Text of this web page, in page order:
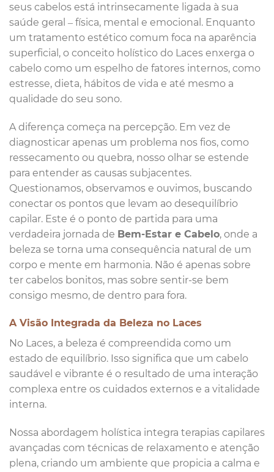
seus cabelos está intrinsecamente ligada à sua
saúde geral – física, mental e emocional. Enquanto
um tratamento estético comum foca na aparência
superficial, o conceito holístico do Laces enxerga o
cabelo como um espelho de fatores internos, como
estresse, dieta, hábitos de vida e até mesmo a
qualidade do seu sono.
A diferença começa na percepção. Em vez de
diagnosticar apenas um problema nos fios, como
ressecamento ou quebra, nosso olhar se estende
para entender as causas subjacentes.
Questionamos, observamos e ouvimos, buscando
conectar os pontos que levam ao desequilíbrio
capilar. Este é o ponto de partida para uma
verdadeira jornada de Bem-Estar e Cabelo, onde a
beleza se torna uma consequência natural de um
corpo e mente em harmonia. Não é apenas sobre
ter cabelos bonitos, mas sobre sentir-se bem
consigo mesmo, de dentro para fora.
A Visão Integrada da Beleza no Laces
No Laces, a beleza é compreendida como um
estado de equilíbrio. Isso significa que um cabelo
saudável e vibrante é o resultado de uma interação
complexa entre os cuidados externos e a vitalidade
interna.
Nossa abordagem holística integra terapias capilares
avançadas com técnicas de relaxamento e atenção
plena, criando um ambiente que propicia a calma e